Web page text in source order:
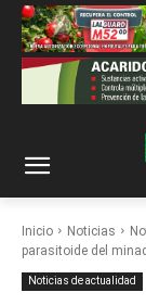
Inicio Noticias
parasitoide del
Noticias de actualidad